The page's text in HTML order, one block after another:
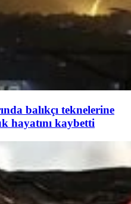
balıkçı teknelerine
hayatını kaybetti